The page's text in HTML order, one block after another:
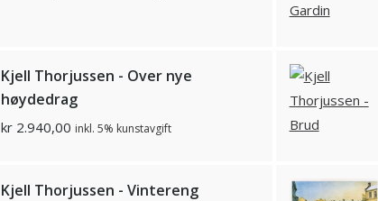
Kjell Thorjussen - Over nye
høydedrag
kr 2.940,00 inkl. 5% kunstavgift
Kjell Thorjussen - Vintereng